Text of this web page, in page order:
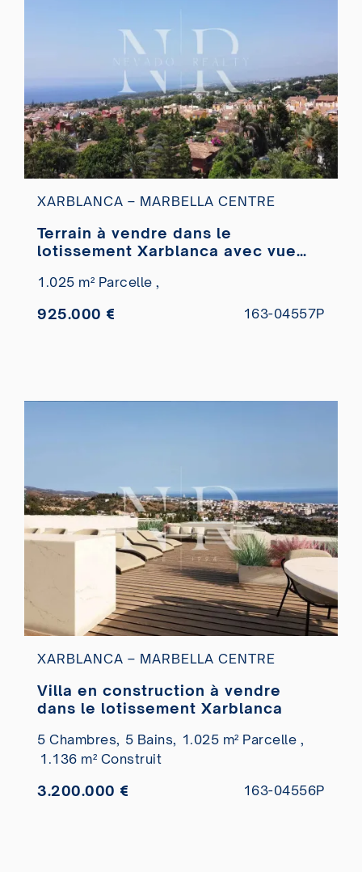
XARBLANCA – MARBELLA CENTRE
Terrain à vendre dans le
lotissement Xarblanca avec vue
1.025 m² Parcelle ,
925.000 € 163-04557P
XARBLANCA – MARBELLA CENTRE
Villa en construction à vendre
dans le lotissement Xarblanca
5 Chambres, 5 Bains, 1.025 m² Parcelle ,
1.136 m² Construit
3.200.000 € 163-04556P